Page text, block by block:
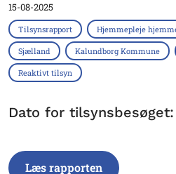
15-08-2025
Tilsynsrapport Hjemmepleje
Sjælland Kalundborg Kommune
Reaktivt tilsyn
Dato for
Læs rapporten